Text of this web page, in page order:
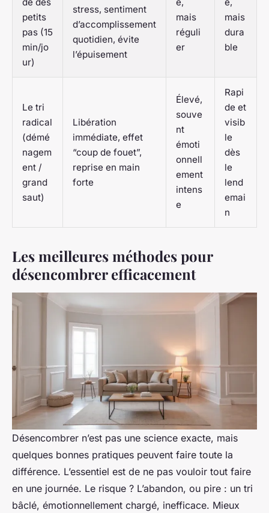
petits
pas (15
min/jo
ur)
stress, sentiment
d’accomplissement
quotidien, évite
l’épuisement
mais
réguli
er
mais
dura
ble
Le tri
radical
(démé
nagem
ent /
grand
saut)
Libération
immédiate, effet
“coup de fouet”,
reprise en main
forte
Élevé,
souve
nt
émoti
onnell
ement
intens
e
Rapi
de et
visib
le
dès
le
lend
emai
n
Les meilleures méthodes pour
désencombrer efficacement
Désencombrer n’est pas une science exacte, mais
quelques bonnes pratiques peuvent faire toute la
différence. L’essentiel est de ne pas vouloir tout faire
en une journée. Le risque ? L’abandon, ou pire : un tri
bâclé, émotionnellement chargé, inefficace. Mieux